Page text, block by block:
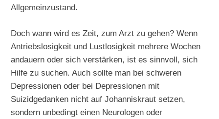
Allgemeinzustand.
Doch wann wird es Zeit, zum Arzt zu gehen? Wenn
Antriebslosigkeit und Lustlosigkeit mehrere Wochen
andauern oder sich verstärken, ist es sinnvoll, sich
Hilfe zu suchen. Auch sollte man bei schweren
Depressionen oder bei Depressionen mit
Suizidgedanken nicht auf Johanniskraut setzen,
sondern unbedingt einen Neurologen oder